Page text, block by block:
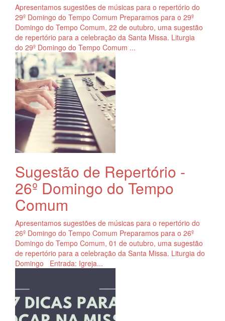
Apresentamos sugestões de músicas para o repertório do
29º Domingo do Tempo Comum Preparamos para o 29º
Domingo do Tempo Comum, 22 de outubro, uma sugestão
de repertório para a celebração da Santa Missa. Liturgia
do 29º Domingo do Tempo Comum ...
Sugestão de Repertório -
26º Domingo do Tempo
Comum
Apresentamos sugestões de músicas para o repertório do
26º Domingo do Tempo Comum Preparamos para o 26º
Domingo do Tempo Comum, 01 de outubro, uma sugestão
de repertório para a celebração da Santa Missa. Liturgia do
Domingo Entrada: Igreja...